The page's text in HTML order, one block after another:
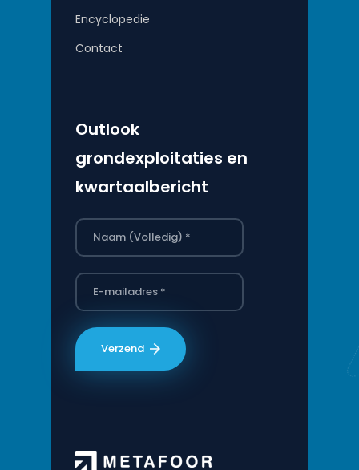
Encyclopedie
Contact
Outlook
grondexploitaties en
kwartaalbericht